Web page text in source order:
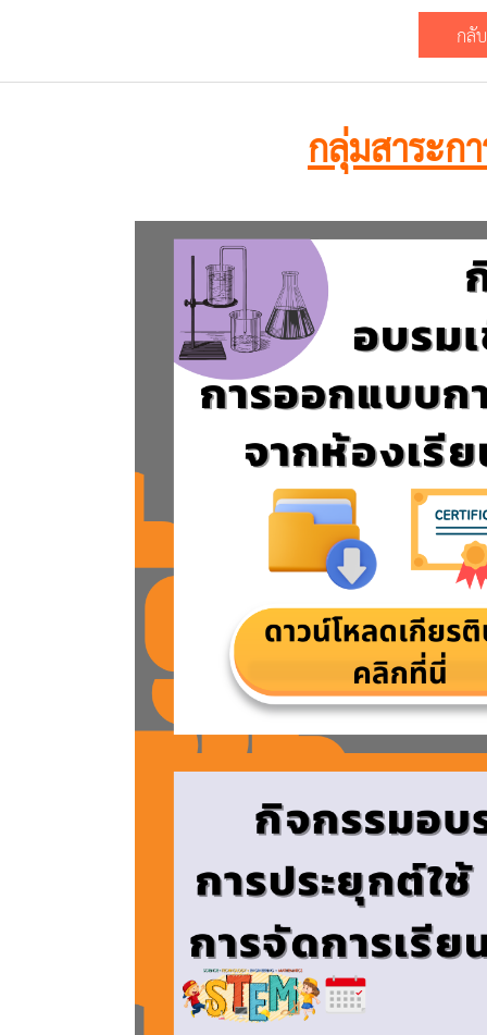
กลั
กลุ่มสาระก